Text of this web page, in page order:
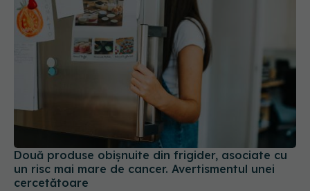
Două produse obișnuite din frigider, asociate cu
un risc mai mare de cancer. Avertismentul unei
cercetătoare